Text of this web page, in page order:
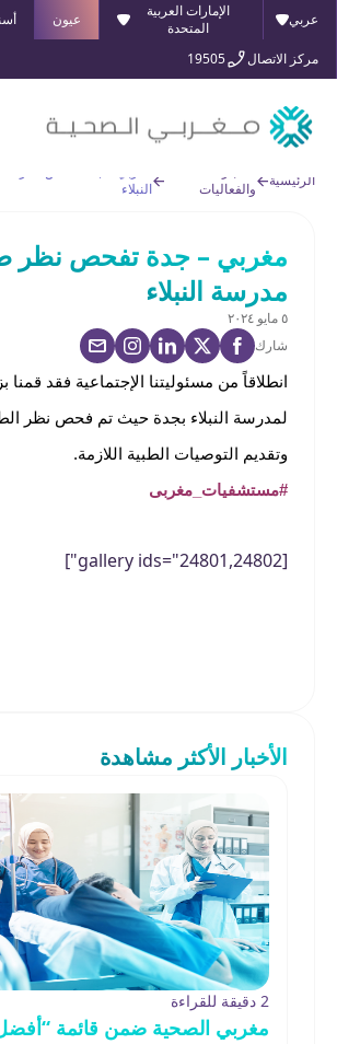
عربي
الإمارات العربية
المتحدة
عيون
مركز الاتصال
19505
الرئيسية
والفعاليات
النبلاء
مغربي – جدة تفحص نظر
مدرسة النبلاء
٥ مايو ٢٠٢٤
شارك
انطلاقاً من مسئوليتنا الإجتماعية فقد قمنا
لمدرسة النبلاء بجدة حيث تم فحص نظر
وتقديم التوصيات الطبية اللازمة.
#مستشفيات_مغربى
[gallery ids="24801,24802"]
الأخبار الأكثر مشاهدة
2 دقيقة للقراءة
مغربي الصحية ضمن قائمة